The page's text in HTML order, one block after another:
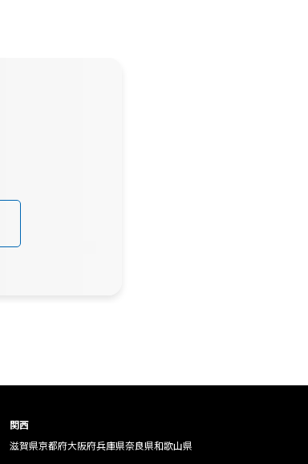
関西
滋賀県京都府大阪府兵庫県奈良県和歌山県